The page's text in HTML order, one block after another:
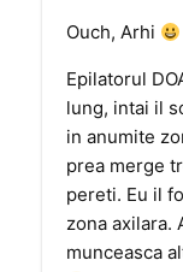
Ouch, Arhi
Epilatorul
lung, intai il
in anumite
prea merge
pereti. Eu il
zona axilara.
munceasca